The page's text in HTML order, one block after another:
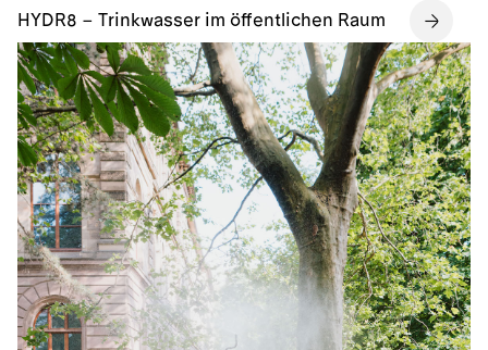
HYDR8 – Trinkwasser im öffentlichen Raum